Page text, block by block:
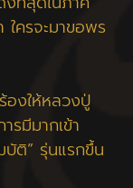
ใครจะมาขอพร
ให้หลวงปู่
รมีมากเข้า
ติ” รุ่นแรกขึ้น